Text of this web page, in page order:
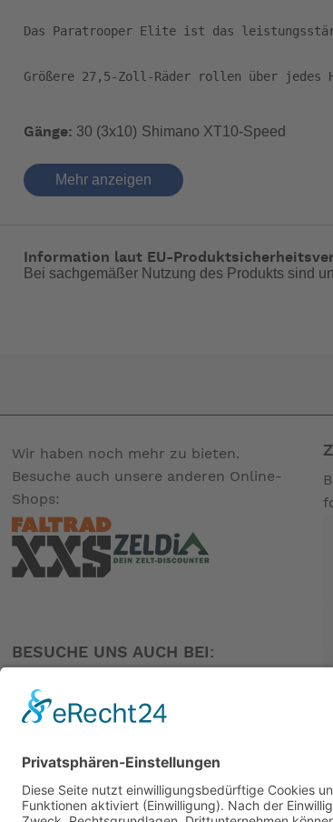
Das Paratrooper Elite ist das
Größere 27,5-Zoll-Räder rollen über jedes
Gänge: 30 (3x10) Shimano XT10-Speed
Bremsen: Hydraulische Scheibenbremsen XT
Federgabel:RockShox Reba RLT 100mm
Packmaß:ca. 76x90x30 cm
Direct-Connect-Faltsystem
Mehr anzeigen
Information laut EU-
Bei sachgemäßer Nutzung des Produkts sind
Wir haben noch mehr zu bieten.
Besuche auch unsere anderen Online-
Shops:
BESUCHE UNS AUCH BEI: